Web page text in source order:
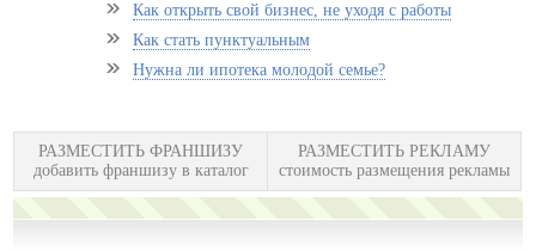
Как открыть свой бизнес, не уходя с работы
Как стать пунктуальным
Нужна ли ипотека молодой семье?
РАЗМЕСТИТЬ ФРАНШИЗУ
добавить франшизу в каталог
РАЗМЕСТИТЬ РЕКЛАМУ
стоимость размещения рекламы